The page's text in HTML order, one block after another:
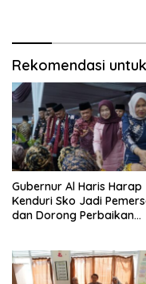
Rekomendasi
Gubernur Al Haris Harap
Kenduri Sko Jadi
dan Dorong Perbaikan